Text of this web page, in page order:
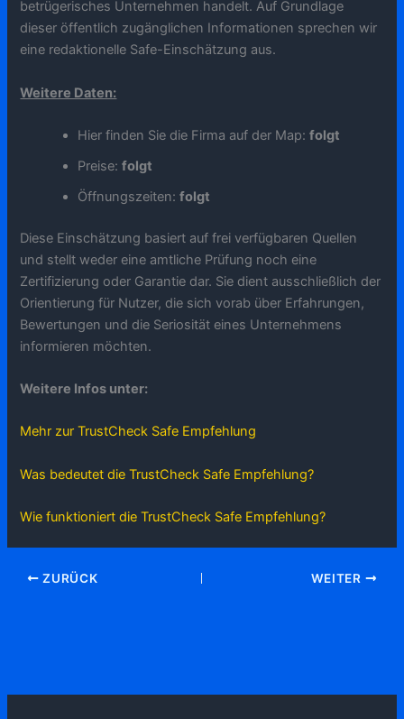
betrügerisches Unternehmen handelt. Auf Grundlage
dieser öffentlich zugänglichen Informationen sprechen wir
eine redaktionelle Safe-Einschätzung aus.
Weitere Daten:
Hier finden Sie die Firma auf der Map:folgt
Preise:folgt
Öffnungszeiten:folgt
Diese Einschätzung basiert auf frei verfügbaren Quellen
und stellt weder eine amtliche Prüfung noch eine
Zertifizierung oder Garantie dar. Sie dient ausschließlich der
Orientierung für Nutzer, die sich vorab über Erfahrungen,
Bewertungen und die Seriosität eines Unternehmens
informieren möchten.
Weitere Infos unter:
Mehr zur TrustCheck Safe Empfehlung
Was bedeutet die TrustCheck Safe Empfehlung?
Wie funktioniert die TrustCheck Safe Empfehlung?
ZURÜCK WEITER